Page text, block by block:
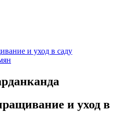
и уход в саду
и уход в